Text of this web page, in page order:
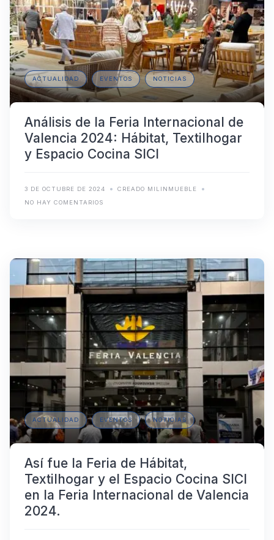
ACTUALIDAD EVENTOS NOTICIAS
Análisis de la Feria Internacional de
Valencia 2024: Hábitat, Textilhogar
y Espacio Cocina SICI
3 DE OCTUBRE DE 2024
CREADO MILINMUEBLE
NO HAY COMENTARIOS
ACTUALIDAD EVENTOS NOTICIAS
Así fue la Feria de Hábitat,
Textilhogar y el Espacio Cocina SICI
en la Feria Internacional de Valencia
2024.